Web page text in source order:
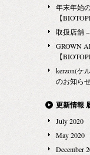
る肌ストレ
をあげてみ
となります
きます。あ
再入荷通知
に限りがご
い。 なお、
ていただき
の発送は承
1,500円（税
ェル 500ml
（税抜） 【
（アルコー
年末年始
【
取扱店舗
GROWN
【
kerzon(ケ
のお知ら
更新情報
July 2020
May 2020
December